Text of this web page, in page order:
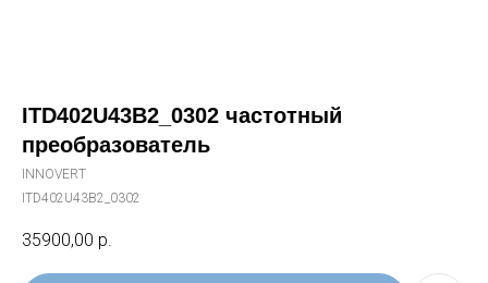
ITD402U43B2_0302 частотный
преобразователь
INNOVERT
ITD402U43B2_0302
35900,00 р.